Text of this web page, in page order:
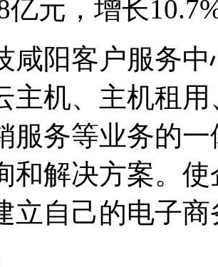
亿元，增长
咸阳客户服务
主机、主机租
服务等业务的
和解决方案。
立自己的电子